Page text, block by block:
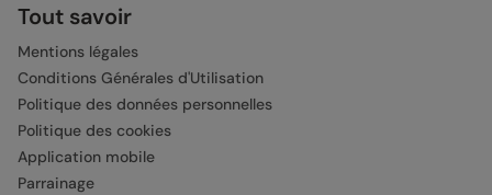
Tout savoir
Mentions légales
Conditions Générales d'Utilisation
Politique des données personnelles
Politique des cookies
Application mobile
Parrainage